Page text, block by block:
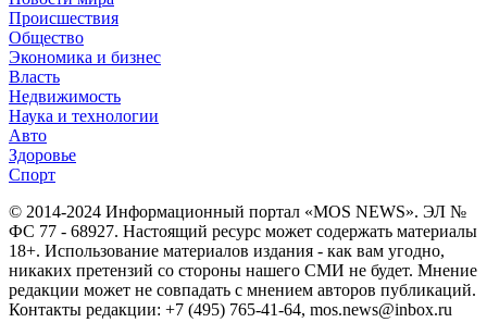
Происшествия
Общество
Экономика и бизнес
Власть
Недвижимость
Наука и технологии
Авто
Здоровье
Спорт
© 2014-2024 Информационный портал «MOS NEWS». ЭЛ №
ФС 77 - 68927. Настоящий ресурс может содержать материалы
18+. Использование материалов издания - как вам угодно,
никаких претензий со стороны нашего СМИ не будет. Мнение
редакции может не совпадать с мнением авторов публикаций.
Контакты редакции: +7 (495) 765-41-64, mos.news@inbox.ru